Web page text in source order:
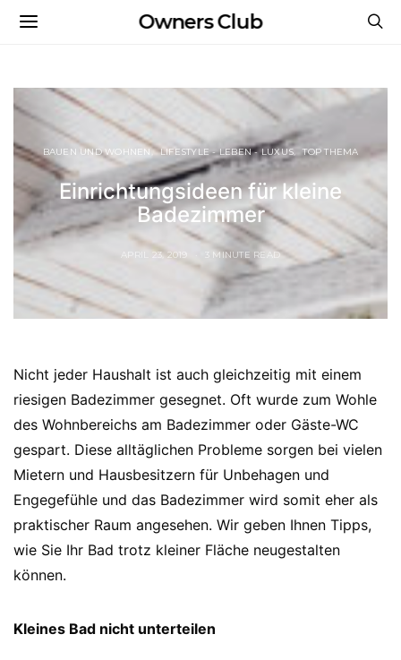
Owners Club
BAUEN UND WOHNEN LIFESTYLE - LEBEN - LUXUS TOP THEMA
Einrichtungsideen für kleine
Badezimmer
APRIL 23, 2019 3 MINUTE READ
Nicht jeder Haushalt ist auch gleichzeitig mit einem
riesigen Badezimmer gesegnet. Oft wurde zum Wohle
des Wohnbereichs am Badezimmer oder Gäste-WC
gespart. Diese alltäglichen Probleme sorgen bei vielen
Mietern und Hausbesitzern für Unbehagen und
Engegefühle und das Badezimmer wird somit eher als
praktischer Raum angesehen. Wir geben Ihnen Tipps,
wie Sie Ihr Bad trotz kleiner Fläche neugestalten
können.
Kleines Bad nicht unterteilen